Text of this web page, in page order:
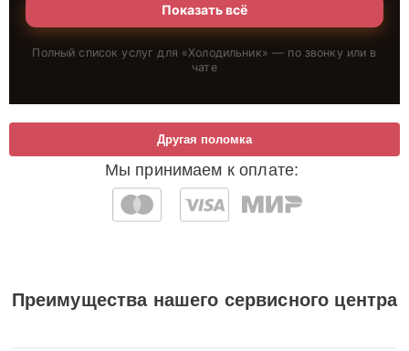
Показать всё
Полный список услуг для «Холодильник» — по звонку или в
чате
Мы принимаем к оплате:
Другая поломка
Преимущества нашего сервисного центра